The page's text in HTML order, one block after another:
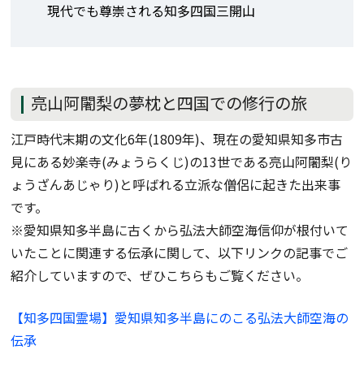
現代でも尊崇される知多四国三開山
亮山阿闍梨の夢枕と四国での修行の旅
江戸時代末期の文化6年(1809年)、現在の愛知県知多‪‪市古
見にある妙楽寺(みょうらくじ)の13世である亮山阿闍梨(り
ょうざんあじゃり)と呼ばれる立派な僧侶に起きた出来事
です。
※愛知県知多半島に古くから弘法大師空海信仰が根付いて
いたことに関連する伝承に関して、以下リンクの記事でご
紹介していますので、ぜひこちらもご覧ください。
【知多四国霊場】愛知県知多半島にのこる弘法大師空海の
伝承